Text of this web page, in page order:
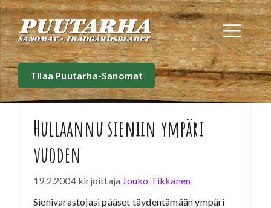
Siirry
sisältöön
Tilaa Puutarha-Sanomat
Hullaannu sieniin ympäri
vuoden
19.2.2004 kirjoittaja Jouko Tikkanen
Sienivarastojasi pääset täydentämään ympäri